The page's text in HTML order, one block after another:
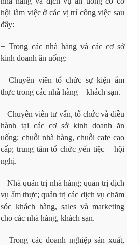
hội làm việc ở các vị trí công việc sau
đây:
+ Trong các nhà hàng và các cơ sở
kinh doanh ăn uống:
– Chuyên viên tổ chức sự kiện ẩm
thực trong các nhà hàng – khách sạn.
– Chuyên viên tư vấn, tổ chức và điều
hành tại các cơ sở kinh doanh ăn
uống; chuỗi nhà hàng, chuỗi cafe cao
cấp; trung tâm tổ chức yến tiệc – hội
nghị.
– Nhà quản trị nhà hàng; quản trị dịch
vụ ẩm thực; quản trị các dịch vụ chăm
sóc khách hàng, sales và marketing
cho các nhà hàng, khách sạn.
+ Trong các doanh nghiệp sản xuất,